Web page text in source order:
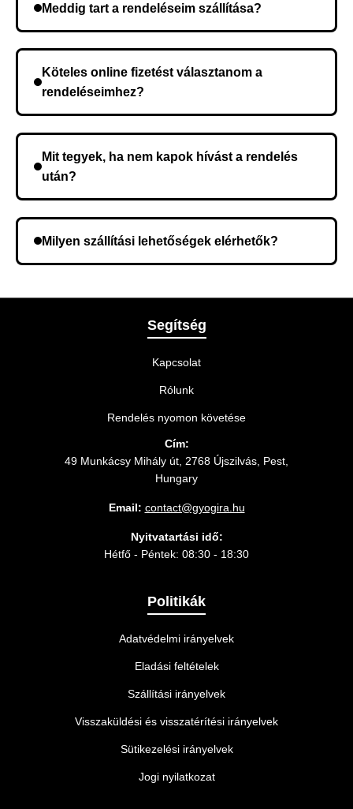
Meddig tart a rendeléseim szállítása?
kerül, és ez az időtartam függ a szállítási címtől.
Köteles online fizetést választanom a
rendeléseimhez?
Mit tegyek, ha nem kapok hívást a rendelés
után?
meg a rendelést.
Milyen szállítási lehetőségek elérhetők?
legmegfelelőbb szállítási módot.
Segítség
Kapcsolat
Rólunk
Rendelés nyomon követése
Cím:
49 Munkácsy Mihály út, 2768 Újszilvás, Pest,
Hungary
Email: contact@gyogira.hu
Nyitvatartási idő:
Hétfő - Péntek: 08:30 - 18:30
Politikák
Adatvédelmi irányelvek
Eladási feltételek
Szállítási irányelvek
Visszaküldési és visszatérítési irányelvek
Sütikezelési irányelvek
Jogi nyilatkozat